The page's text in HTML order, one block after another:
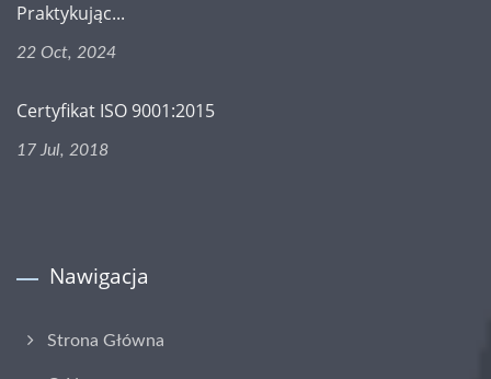
Praktykując...
22 Oct, 2024
Certyfikat ISO 9001:2015
17 Jul, 2018
Nawigacja
Strona Główna